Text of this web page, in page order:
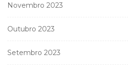
Novembro 2023
Outubro 2023
Setembro 2023